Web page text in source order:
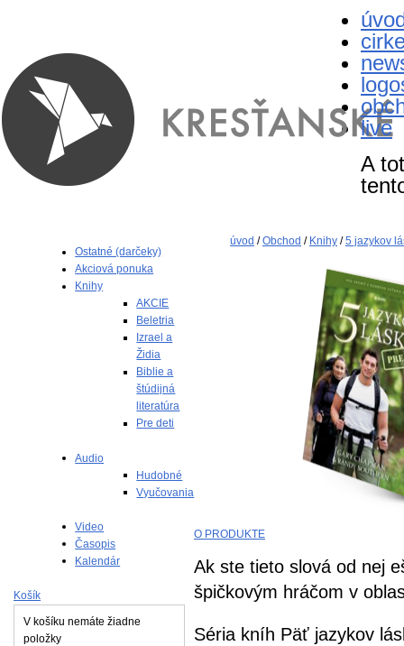
live
A
Ostatné (darčeky)
Akciová ponuka
Knihy
AKCIE
Beletria
Izrael a
Židia
Biblie a
štúdijná
literatúra
Pre deti
Audio
Hudobné
Vyučovania
Video
Časopis
Kalendár
Košík
V košíku nemáte žiadne
položky
úvod /Obchod / Knihy /5 jazykov
O PRODUKTE
Ak ste tieto slová od nej
špičkovým hráčom v
Séria kníh Päť jazykov